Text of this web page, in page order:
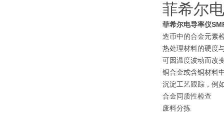
菲希尔
菲希尔电导率仪
造币中的合金元素
热处理材料的硬度
可因温度波动而改
铜合金或含铜材料
沉淀工艺跟踪，例
合金同质性检查
废料分拣